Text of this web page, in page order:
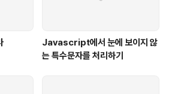
Javascript에서 눈에 보이지 않
는 특수문자를 처리하기